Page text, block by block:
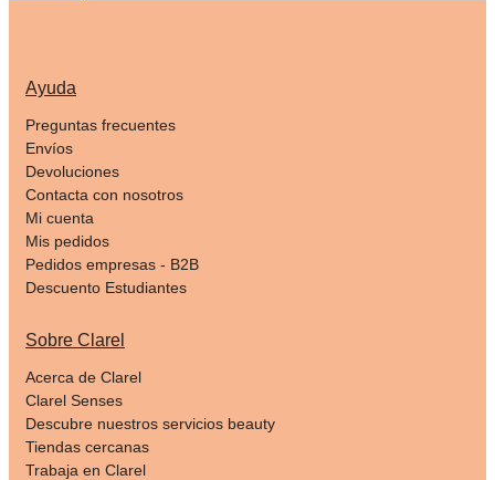
Ayuda
Preguntas frecuentes
Envíos
Devoluciones
Contacta con nosotros
Mi cuenta
Mis pedidos
Pedidos empresas - B2B
Descuento Estudiantes
Sobre Clarel
Acerca de Clarel
Clarel Senses
Descubre nuestros servicios beauty
Tiendas cercanas
Trabaja en Clarel